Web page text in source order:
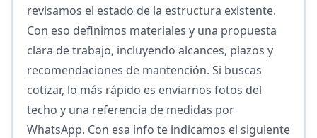
revisamos el estado de la estructura existente.
Con eso definimos materiales y una propuesta
clara de trabajo, incluyendo alcances, plazos y
recomendaciones de mantención. Si buscas
cotizar, lo más rápido es enviarnos fotos del
techo y una referencia de medidas por
WhatsApp. Con esa info te indicamos el siguiente